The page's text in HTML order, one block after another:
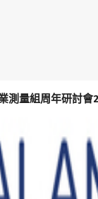
測量組周年研討會